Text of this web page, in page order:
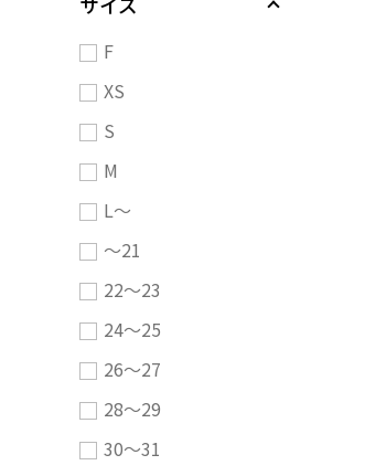
F
XS
S
M
L～
～21
22～23
24～25
26～27
28～29
30～31